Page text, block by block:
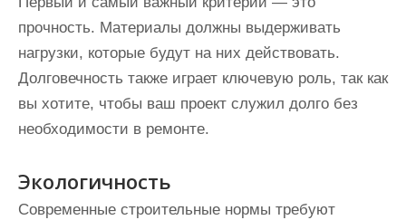
прочность. Материалы должны выдерживать
нагрузки, которые будут на них действовать.
Долговечность также играет ключевую роль, так как
вы хотите, чтобы ваш проект служил долго без
необходимости в ремонте.
Экологичность
Современные строительные нормы требуют